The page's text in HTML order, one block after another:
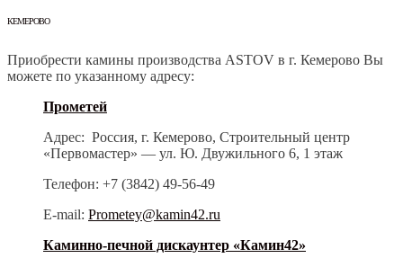
КЕМЕРОВО
Приобрести камины производства ASTOV в г. Кемерово Вы
можете по указанному адресу:
Прометей
Адрес: Россия, г. Кемерово, Строительный центр
«Первомастер» — ул. Ю. Двужильного 6, 1 этаж
Телефон: +7 (3842) 49-56-49
E-mail: Prometey@kamin42.ru
Каминно-печной дискаунтер «Камин42»